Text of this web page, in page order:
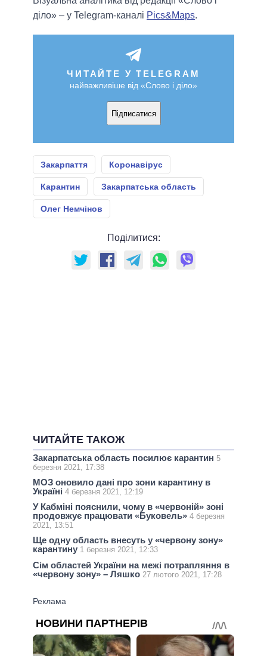
діло» – у Telegram-каналі Pics&Maps.
ЧИТАЙТЕ У TELEGRAM
найважливіше від «Слово і діло»
Підписатися
Закарпаття Коронавірус
Карантин Закарпатська область
Олег Немчінов
Поділитися:
ЧИТАЙТЕ ТАКОЖ
Закарпатська область посилює карантин 5
березня 2021, 17:38
МОЗ оновило дані про зони карантину в
Україні 4 березня 2021, 12:19
У Кабміні пояснили, чому в «червоній» зоні
продовжує працювати «Буковель» 4 березня
2021, 13:51
Ще одну область внесуть у «червону зону»
карантину 1 березня 2021, 12:33
Сім областей України на межі потрапляння в
«червону зону» – Ляшко 27 лютого 2021, 17:28